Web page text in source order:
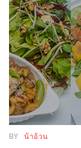
อร่อย
ทั่ว
เชียง
ลุ้น
บัตร
รับ
ประ
BY น้าอ้วน